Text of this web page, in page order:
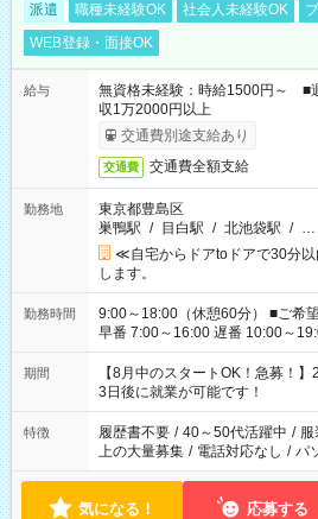
派遣 職種未経験OK 社会人未経験OK
WEB登録・面接OK
給与
無資格未経験：時給1500円～
収1万2000円以上
交通費別途支給あり
交通費 交通費全額支給
勤務地
東京都豊島区
巣鴨駅 / 目白駅 / 北池袋駅 / …
≪自宅からドアtoドアで30分
します。
勤務時間
9:00～18:00（休憩60分） ■ご希望があれば下記シフトもOK！
早番 7:00～16:00 遅番 10:00～19:00
と休みを合わせたい」 「余裕を
「できれば残業はしたくない」
ね。 ※Wワーク希望の方へ 今ご覧のお仕事で希望する勤務時間
と、もう1つのお仕事の勤務時間
合は応募できません。
期間
【8月中のスタートOK！急募！
3日後に就業が可能です！
特徴 履歴書不要 / 40～50代活躍中 / 服
上の大量募集 / 電話対応なし / パ
気になる！ 応募する